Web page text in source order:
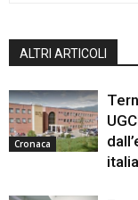
ALTRI ARTICOLI
Cronaca